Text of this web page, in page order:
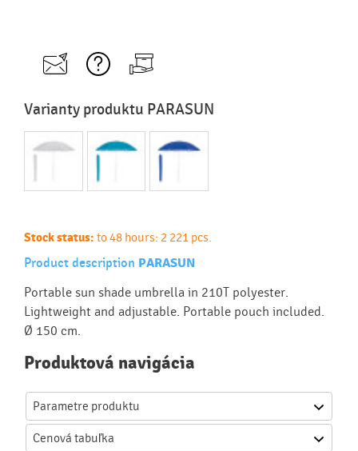
Varianty produktu PARASUN
Stock status: to 48 hours: 2 221 pcs.
Product description PARASUN
Portable sun shade umbrella in 210T polyester.
Lightweight and adjustable. Portable pouch included.
Ø 150 cm.
Produktová navigácia
Parametre produktu
Cenová tabuľka